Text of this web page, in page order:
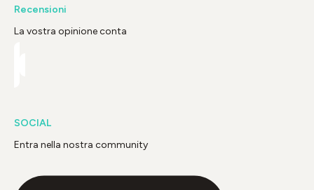
Recensioni
La vostra opinione conta
SOCIAL
Entra nella nostra community